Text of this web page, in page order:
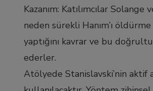
Kazanım: Katılımcılar Solange
neden sürekli Hanım’ı öldürme
yaptığını kavrar ve bu
ederler.
Atölyede Stanislavski’nin aktif